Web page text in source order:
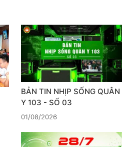
BẢN TIN NHỊP SỐNG QUÂN
Y 103 - SỐ 03
01/08/2026